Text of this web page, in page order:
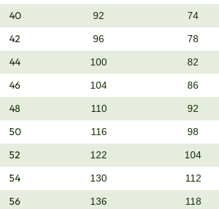
40 92 74
42 96 78
44 100 82
46 104 86
48 110 92
50 116 98
52 122 104
54 130 112
56 136 118